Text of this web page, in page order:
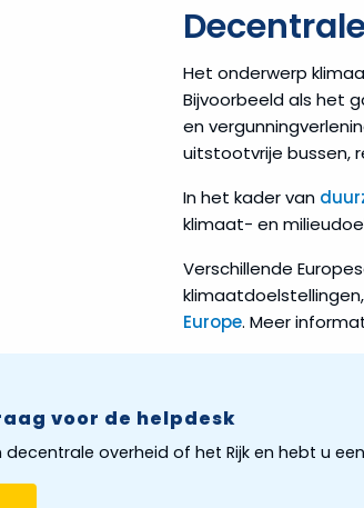
Het onderwerp
Bijvoorbeeld als het
en
uitstootvrije bussen,
In het kader van
klimaat- en
Verschillende
Europe. Meer
voor de helpdesk
decentrale overheid of het Rijk en hebt u